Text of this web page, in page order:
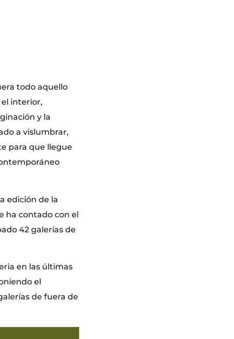
todo aquello
el interior,
y la
a vislumbrar,
para que llegue
edición de la
ha contado con el
42 galerías de
en las últimas
el
de fuera de